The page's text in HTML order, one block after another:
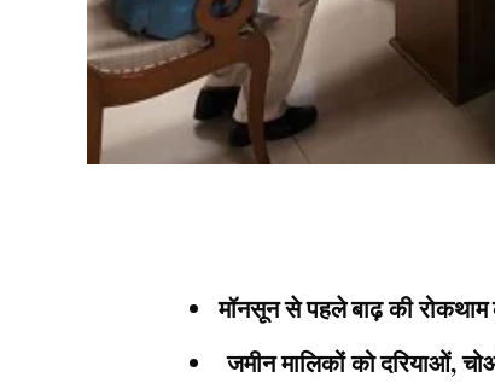
मॉनसून से पहले बाढ़ की
जमीन मालिकों को दरियाओं,